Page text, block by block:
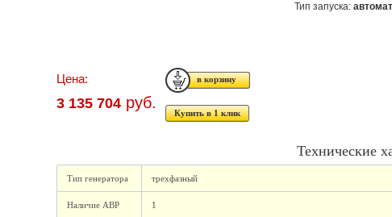
Тип запуска:
Цена:
3 135 704 руб.
Купить в 1 клик
Технические
Тип генератора трехфазный
Наличие АВР 1